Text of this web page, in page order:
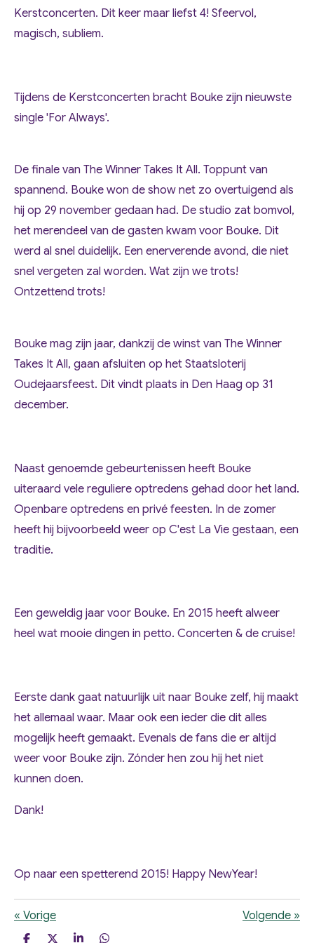
Kerstconcerten. Dit keer maar liefst 4! Sfeervol,
magisch, subliem.
Tijdens de Kerstconcerten bracht Bouke zijn nieuwste
single 'For Always'.
De finale van The Winner Takes It All. Toppunt van
spannend. Bouke won de show net zo overtuigend als
hij op 29 november gedaan had. De studio zat bomvol,
het merendeel van de gasten kwam voor Bouke. Dit
werd al snel duidelijk. Een enerverende avond, die niet
snel vergeten zal worden. Wat zijn we trots!
Ontzettend trots!
Bouke mag zijn jaar, dankzij de winst van The Winner
Takes It All, gaan afsluiten op het Staatsloterij
Oudejaarsfeest. Dit vindt plaats in Den Haag op 31
december.
Naast genoemde gebeurtenissen heeft Bouke
uiteraard vele reguliere optredens gehad door het land.
Openbare optredens en privé feesten. In de zomer
heeft hij bijvoorbeeld weer op C'est La Vie gestaan, een
traditie.
Een geweldig jaar voor Bouke. En 2015 heeft alweer
heel wat mooie dingen in petto. Concerten & de cruise!
Eerste dank gaat natuurlijk uit naar Bouke zelf, hij maakt
het allemaal waar. Maar ook een ieder die dit alles
mogelijk heeft gemaakt. Evenals de fans die er altijd
weer voor Bouke zijn. Zónder hen zou hij het niet
kunnen doen.
Dank!
Op naar een spetterend 2015! Happy NewYear!
« Vorige Volgende »